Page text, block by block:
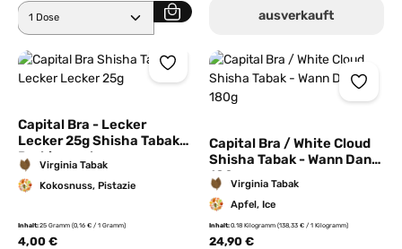
Produkt Anzahl: Gib den gewünschten Wert ein
ausverkauft
Capital Bra - Lecker
Lecker 25g Shisha Tabak
Probierpackung
Virginia Tabak
Kokosnuss, Pistazie
Inhalt:25 Gramm (0,16 € / 1 Gramm)
4,00 €
Capital Bra / White Cloud
Shisha Tabak - Wann Dann
180g
Virginia Tabak
Apfel, Ice
Inhalt:0.18 Kilogramm (138,33 € / 1 Kilogramm)
24,90 €